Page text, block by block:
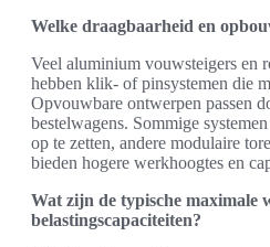
Welke draagbaarheid en
Veel aluminium vouwsteigers en
hebben klik- of pinsystemen die
Opvouwbare ontwerpen passen
bestelwagens. Sommige
op te zetten, andere modulaire
bieden hogere werkhoogtes en
Wat zijn de typische maximale
belastingscapaciteiten?